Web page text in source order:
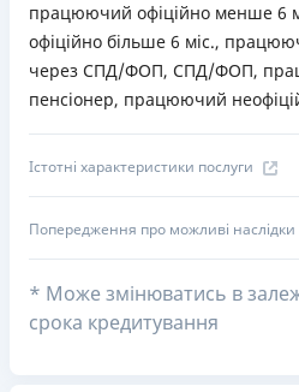
працюючий офіційно менше 6
офіційно більше 6 міс.,
через СПД/ФОП, СПД/ФОП,
пенсіонер, працюючий
Істотні характеристики послуги
Попередження про можливі наслідки
* Може змінюватись в
срока кредитування